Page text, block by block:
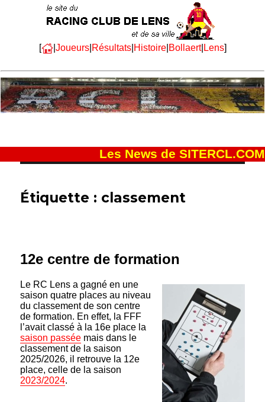
[ | Joueurs| Résultats| Histoire| Bollaert| Lens]
Les News de SITERCL.COM
Étiquette : classement
12e centre de formation
Le RC Lens a gagné en une
saison quatre places au niveau
du classement de son centre
de formation. En effet, la FFF
l’avait classé à la 16e place la
saison passée mais dans le
classement de la saison
2025/2026, il retrouve la 12e
place, celle de la saison
2023/2024.